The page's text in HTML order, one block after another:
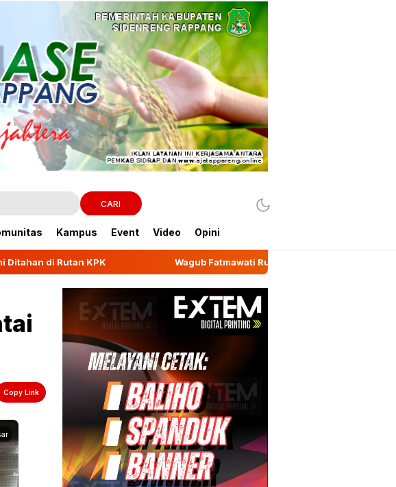
CARI
Kampus Event Video Opini
Wagub Fatmawati Rusdi Lepas Ekspor 10,2 Ton Kemiri Luwu ke
Copy Link